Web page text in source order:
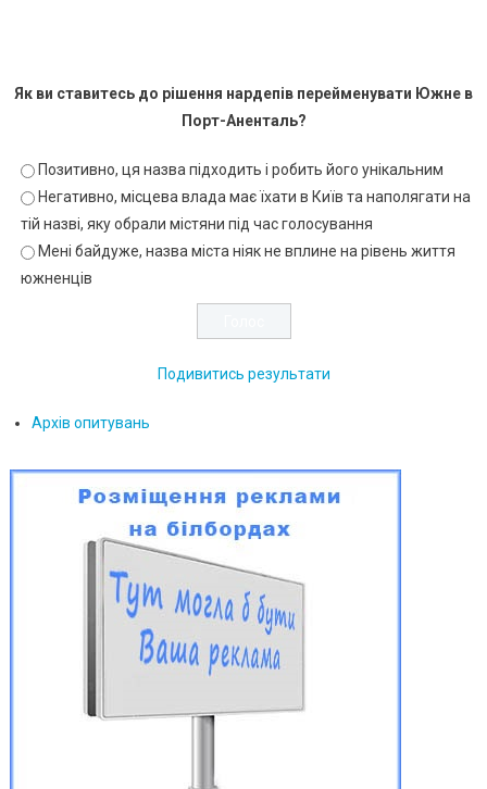
Як ви ставитесь до рішення нардепів перейменувати Южне в
Порт-Аненталь?
Позитивно, ця назва підходить і робить його унікальним
Негативно, місцева влада має їхати в Київ та наполягати на
тій назві, яку обрали містяни під час голосування
Мені байдуже, назва міста ніяк не вплине на рівень життя
южненців
Подивитись результати
Архів опитувань